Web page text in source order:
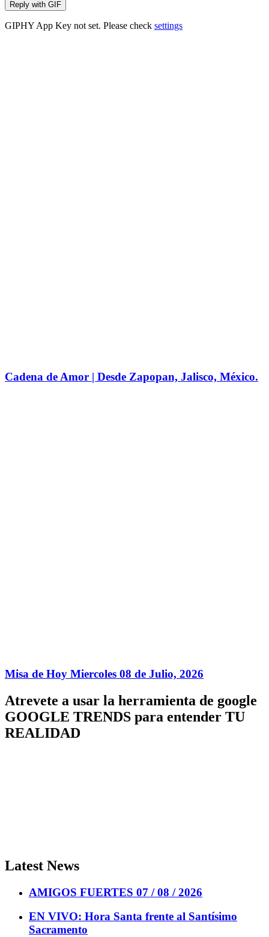
Reply with GIF
GIPHY App Key not set. Please check settings
Cadena de Amor | Desde Zapopan, Jalisco, México.
Misa de Hoy Miercoles 08 de Julio, 2026
Atrevete a usar la herramienta de google
GOOGLE TRENDS para entender TU
REALIDAD
Latest News
AMIGOS FUERTES 07 / 08 / 2026
EN VIVO: Hora Santa frente al Santísimo
Sacramento